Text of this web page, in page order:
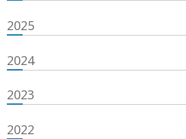
2025
2024
2023
2022